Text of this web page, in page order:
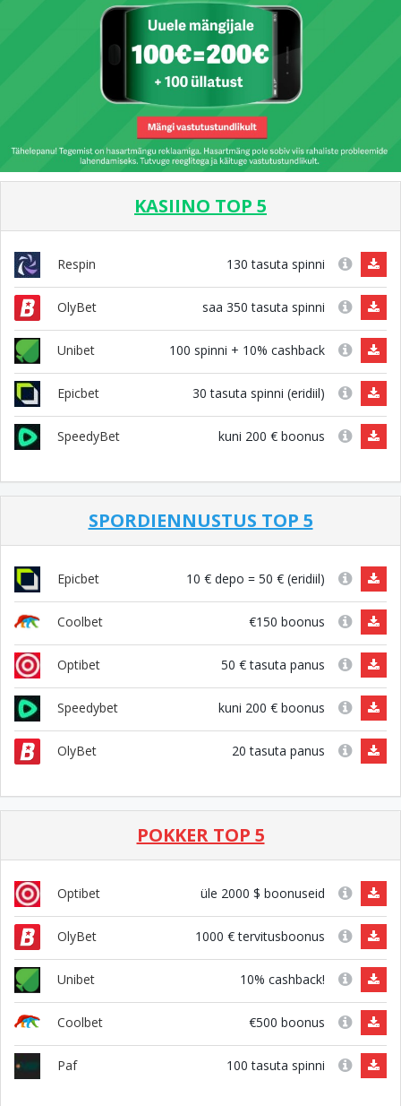
KASIINO TOP 5
Respin 130 tasuta spinni
OlyBet saa 350 tasuta spinni
Unibet 100 spinni + 10% cashback
Epicbet 30 tasuta spinni (eridiil)
SpeedyBet kuni 200 € boonus
SPORDIENNUSTUS TOP 5
Epicbet 10 € depo = 50 € (eridiil)
Coolbet €150 boonus
Optibet 50 € tasuta panus
Speedybet kuni 200 € boonus
OlyBet 20 tasuta panus
POKKER TOP 5
Optibet üle 2000 $ boonuseid
OlyBet 1000 € tervitusboonus
Unibet 10% cashback!
Coolbet €500 boonus
Paf 100 tasuta spinni